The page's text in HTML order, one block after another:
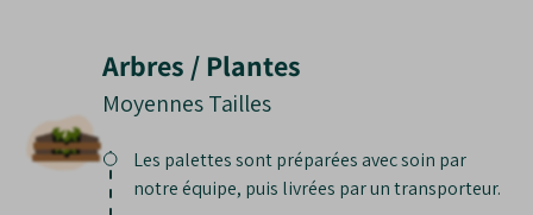
Arbres / Plantes
Moyennes Tailles
Les palettes sont préparées avec soin par
notre équipe, puis livrées par un transporteur.